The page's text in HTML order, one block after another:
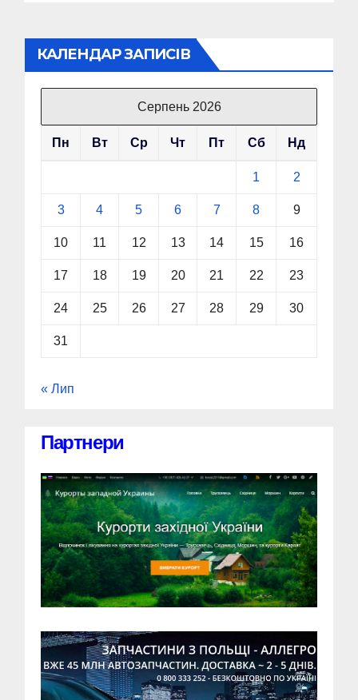
КАЛЕНДАР ЗАПИСІВ
Серпень 2026
Пн Вт Ср Чт Пт Сб Нд
1 2
3 4 5 6 7 8 9
10 11 12 13 14 15 16
17 18 19 20 21 22 23
24 25 26 27 28 29 30
31
« Лип
Партнери